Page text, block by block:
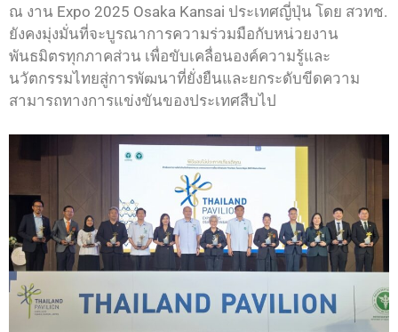
ณ งาน Expo 2025 Osaka Kansai ประเทศญี่ปุ่น โดย สวทช.
ยังคงมุ่งมั่นที่จะบูรณาการความร่วมมือกับหน่วยงาน
พันธมิตรทุกภาคส่วน เพื่อขับเคลื่อนองค์ความรู้และ
นวัตกรรมไทยสู่การพัฒนาที่ยั่งยืนและยกระดับขีดความ
สามารถทางการแข่งขันของประเทศสืบไป